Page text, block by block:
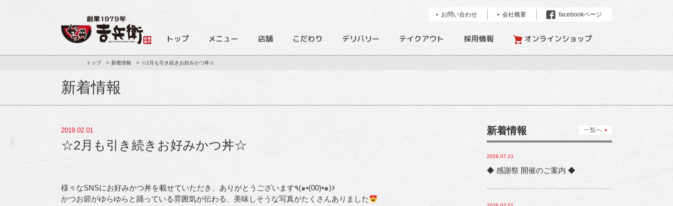
トップ メニュー 店舗 こだわり デリバリー テイクアウト 採用情報 オンラインショップ
お問い合わせ 会社概要 facebookページ
トップ 新着情報 ☆2月も引き続きお好みかつ丼☆
新着情報
2019.02.01
☆2月も引き続きお好みかつ丼☆
様々なSNSにお好みかつ丼を載せていただき、ありがとうございます٩(๑•(00)•๑)۶
かつお節がゆらゆらと踊っている雰囲気が伝わる、美味しそうな写真がたくさんありました
新着情報 一覧へ
2026.07.21
◆ 感謝祭 開催のご案内 ◆